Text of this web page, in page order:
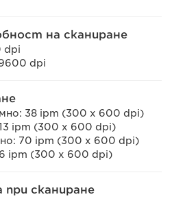
на сканиране
dpi
dpi
38 ipm (300 x 600 dpi)
ipm (300 x 600 dpi)
70 ipm (300 x 600 dpi)
ipm (300 x 600 dpi)
сканиране